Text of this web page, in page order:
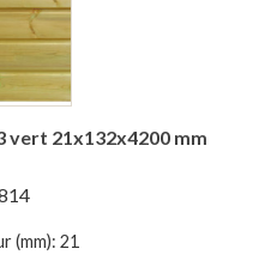
vert 21x132x4200 mm
(mm): 21